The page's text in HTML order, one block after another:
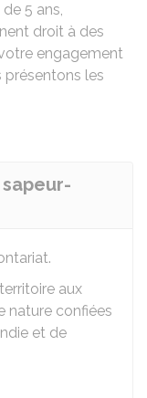
5 ans,
droit à des
engagement
présentons les
aux
nature confiées
et de